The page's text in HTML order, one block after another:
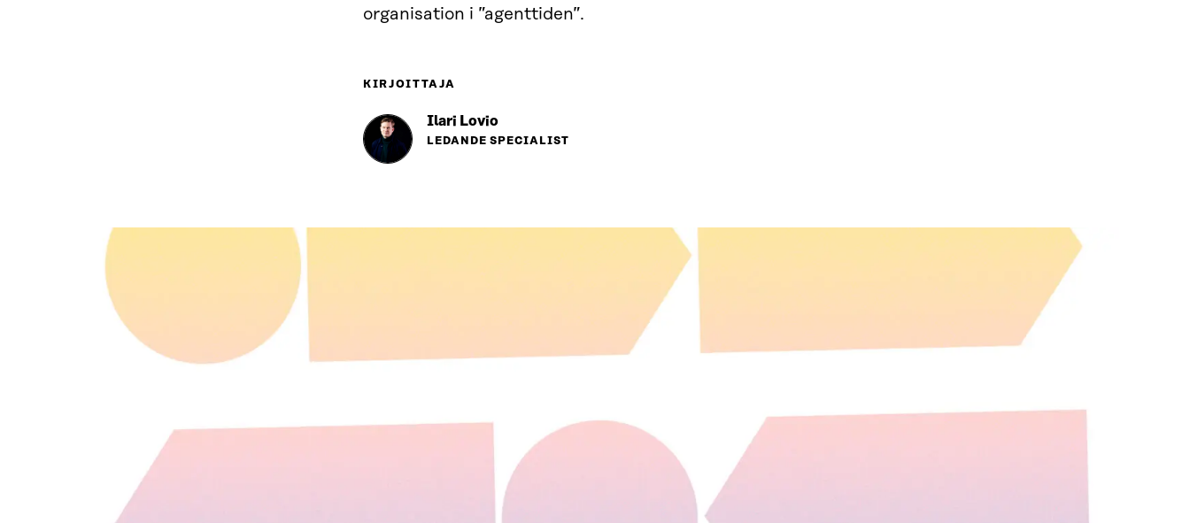
organisation i ”agenttiden”.
KIRJOITTAJA
Ilari Lovio
LEDANDE SPECIALIST